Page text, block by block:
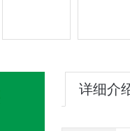
详细介